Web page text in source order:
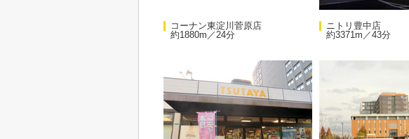
コーナン東淀川菅原店
約1880m／24分
ニトリ豊中店
約3371m／43分